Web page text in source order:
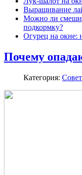
Выращивание
Можно ли
подкормку?
Огурец на
Почему
Категория: